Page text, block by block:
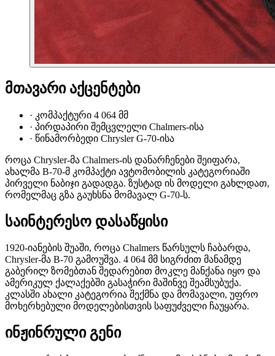
მთავარი აქცენტები
· კომპაქტური 4 064 მმ
· პირდაპირი შემცვლელი Chalmers-ისა
· წინამორბედი Chrysler G-70-ისა
როცა Chrysler-მა Chalmers-ის დანარჩენები შეიფარა,
ახალმა B-70-მ კომპაქტი ავტომობილის კატეგორიაში
პირველი ნაბიჯი გადადგა. ზუსტად ის მოდელი გახლდათ,
რომელმაც გზა გაუხსნა მომავალ G-70-ს.
საინტერესო დასაწყისი
1920-იანების შუაში, როცა Chalmers წარსულს ჩაბარდა,
Chrysler-მა B-70 გამოუშვა. 4 064 მმ სიგრძით მანამდე
გაბერილ ზომებთან შედარებით მოკლე მანქანა იყო და
ამერიკულ ქალაქებში გასაჭირი მაშინვე შეამსუბუქა.
კლასში ახალი კატეგორია შექმნა და მომავალი, უფრო
მოხერხებული მოდელებისთვის საფუძველი ჩაუყარა.
ინჟინრული გენი